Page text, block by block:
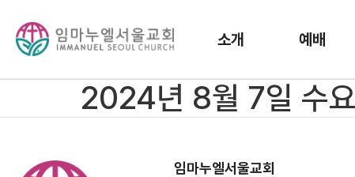
소개 예배
2024년 8월 7일 수
임마누엘서울교회